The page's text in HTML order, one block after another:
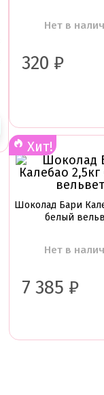
Нет в
320 ₽
Хит!
Шоколад Бари
белый
Нет в
7 385 ₽